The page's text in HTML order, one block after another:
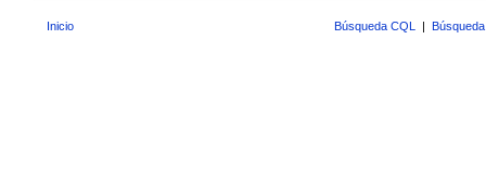
Inicio Búsqueda CQL |